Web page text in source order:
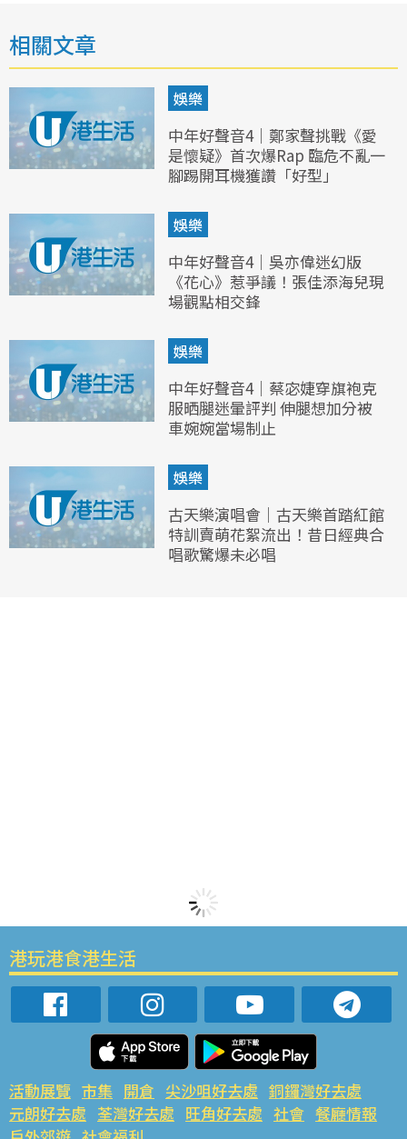
相關文章
娛樂
中年好聲音4｜鄭家聲挑戰《愛
是懷疑》首次爆Rap 臨危不亂一
腳踢開耳機獲讚「好型」
娛樂
中年好聲音4｜吳亦偉迷幻版
《花心》惹爭議！張佳添海兒現
場觀點相交鋒
娛樂
中年好聲音4｜蔡宓婕穿旗袍克
服晒腿迷暈評判 伸腿想加分被
車婉婉當場制止
娛樂
古天樂演唱會｜古天樂首踏紅館
特訓賣萌花絮流出！昔日經典合
唱歌驚爆未必唱
港玩港食港生活
活動展覽 市集 開倉 尖沙咀好去處 銅鑼灣好去處
元朗好去處 荃灣好去處 旺角好去處 社會 餐廳情報